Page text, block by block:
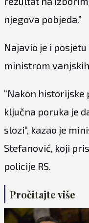
njegova pobjeda.”
Najavio je i
ministrom
“Nakon historijske
ključna poruka je
slozi“, kazao je
Stefanović, koji
policije RS.
Pročitajte više